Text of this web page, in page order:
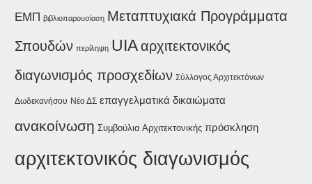
ΕΜΠ βιβλιοπαρουσίαση Μεταπτυχιακά Προγράμματα
Σπουδών περίληψη UIAαρχιτεκτονικός
διαγωνισμός προσχεδίων Σύλλογος Αρχιτεκτόνων
Δωδεκανήσου Νέο ΔΣ επαγγελματικά δικαιώματα
ανακοίνωση Συμβούλια Αρχιτεκτονικής πρόσκληση
αρχιτεκτονικός διαγωνισμός